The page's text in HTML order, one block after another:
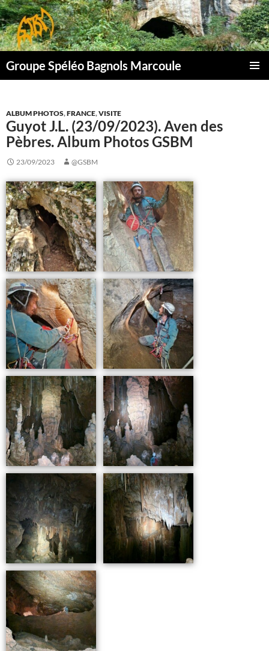
Aller
au
contenu
Groupe Spéléo Bagnols Marcoule
ALBUM PHOTOS,FRANCE,VISITE
Guyot J.L. (23/09/2023). Aven des
Pèbres. Album Photos GSBM
23/09/2023 @GSBM